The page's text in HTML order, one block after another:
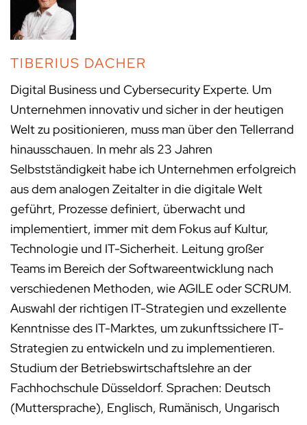
TIBERIUS DACHER
Digital Business und Cybersecurity Experte. Um
Unternehmen innovativ und sicher in der heutigen
Welt zu positionieren, muss man über den Tellerrand
hinausschauen. In mehr als 23 Jahren
Selbstständigkeit habe ich Unternehmen erfolgreich
aus dem analogen Zeitalter in die digitale Welt
geführt, Prozesse definiert, überwacht und
implementiert, immer mit dem Fokus auf Kultur,
Technologie und IT-Sicherheit. Leitung großer
Teams im Bereich der Softwareentwicklung nach
verschiedenen Methoden, wie AGILE oder SCRUM.
Auswahl der richtigen IT-Strategien und exzellente
Kenntnisse des IT-Marktes, um zukunftssichere IT-
Strategien zu entwickeln und zu implementieren.
Studium der Betriebswirtschaftslehre an der
Fachhochschule Düsseldorf. Sprachen: Deutsch
(Muttersprache), Englisch, Rumänisch, Ungarisch